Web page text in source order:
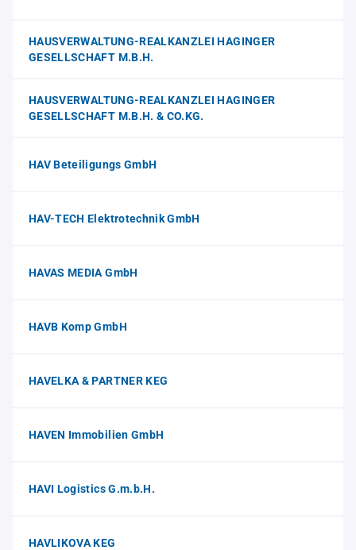
HAUSVERWALTUNG-REALKANZLEI HAGINGER
GESELLSCHAFT M.B.H.
HAUSVERWALTUNG-REALKANZLEI HAGINGER
GESELLSCHAFT M.B.H. & CO.KG.
HAV Beteiligungs GmbH
HAV-TECH Elektrotechnik GmbH
HAVAS MEDIA GmbH
HAVB Komp GmbH
HAVELKA & PARTNER KEG
HAVEN Immobilien GmbH
HAVI Logistics G.m.b.H.
HAVLIKOVA KEG